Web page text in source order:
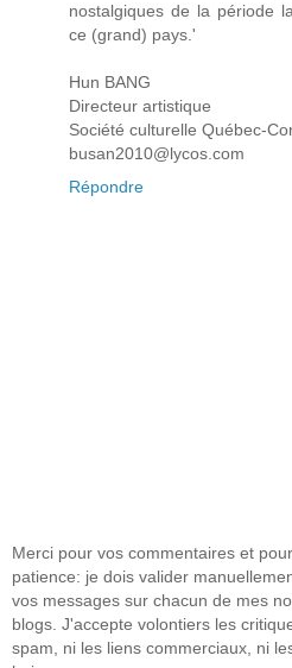
nostalgiques de la période
ce (grand) pays.'
Hun BANG
Directeur artistique
Société culturelle Québec-
busan2010@lycos.com
Répondre
Merci pour vos commentaires et
patience: je dois valider
vos messages sur chacun de mes
blogs. J'accepte volontiers les
spam, ni les liens commerciaux, ni